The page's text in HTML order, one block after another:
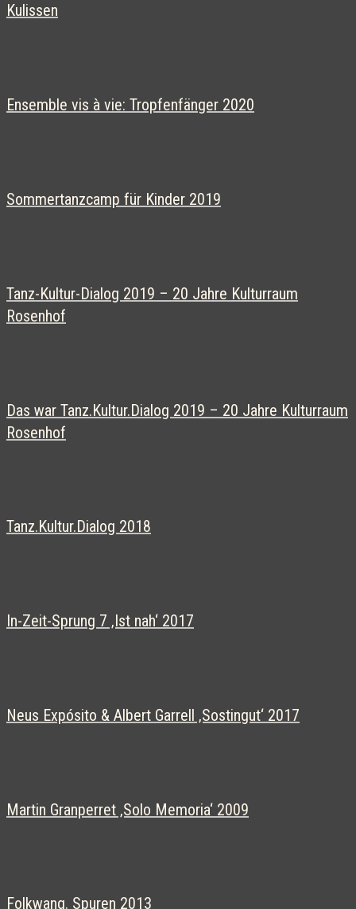
Kulissen
Ensemble vis à vie: Tropfenfänger 2020
Sommertanzcamp für Kinder 2019
Tanz-Kultur-Dialog 2019 – 20 Jahre Kulturraum
Rosenhof
Das war Tanz.Kultur.Dialog 2019 – 20 Jahre Kulturraum
Rosenhof
Tanz.Kultur.Dialog 2018
In-Zeit-Sprung 7 ‚Ist nah‘ 2017
Neus Expósito & Albert Garrell ‚Sostingut‘ 2017
Martin Granperret ‚Solo Memoria‘ 2009
Folkwang. Spuren 2013